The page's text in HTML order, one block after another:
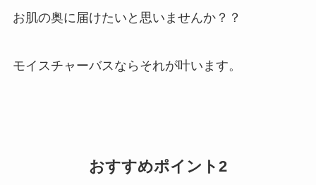
お肌の奥に届けたいと思いませんか？？
モイスチャーバスならそれが叶います。
おすすめポイント2